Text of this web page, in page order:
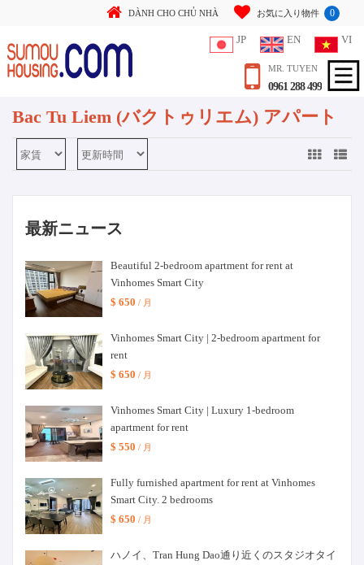
DÀNH CHO CHỦ NHÀ お気に入り物件 0
JP EN VI
MR. TUYEN
0961 288 499
Bac Tu Liem (バクトゥリエム) アパート
最新ニュース
Beautiful 2-bedroom apartment for rent at
Vinhomes Smart City
$ 650 / 月
Vinhomes Smart City | 2-bedroom apartment for
rent
$ 650 / 月
Vinhomes Smart City | Luxury 1-bedroom
apartment for rent
$ 550 / 月
Fully furnished apartment for rent at Vinhomes
Smart City. 2 bedrooms
$ 650 / 月
ハノイ、Tran Hung Dao通り近くのスタジオタイ